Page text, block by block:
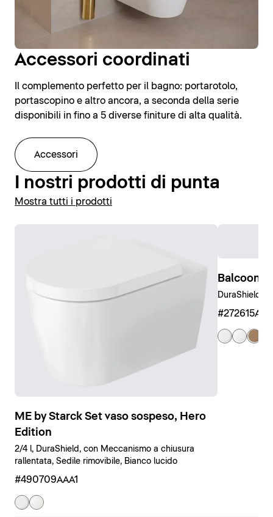
Accessori coordinati
Il complemento perfetto per il bagno: portarotolo,
portascopino e altro ancora, a seconda della serie
disponibili in fino a 5 diverse finiture di alta qualità.
Accessori
I nostri prodotti di punta
Mostra tutti i prodotti
ME by Starck Set vaso sospeso, Hero
Edition
2/4 l, DuraShield, con Meccanismo a chiusura
rallentata, Sedile rimovibile, Bianco lucido
#490709AAA1
Balcoon
DuraShield,